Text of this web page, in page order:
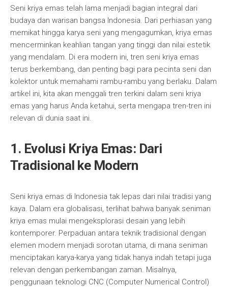
Seni kriya emas telah lama menjadi bagian integral dari
budaya dan warisan bangsa Indonesia. Dari perhiasan yang
memikat hingga karya seni yang mengagumkan, kriya emas
mencerminkan keahlian tangan yang tinggi dan nilai estetik
yang mendalam. Di era modern ini, tren seni kriya emas
terus berkembang, dan penting bagi para pecinta seni dan
kolektor untuk memahami rambu-rambu yang berlaku. Dalam
artikel ini, kita akan menggali tren terkini dalam seni kriya
emas yang harus Anda ketahui, serta mengapa tren-tren ini
relevan di dunia saat ini.
1. Evolusi Kriya Emas: Dari
Tradisional ke Modern
Seni kriya emas di Indonesia tak lepas dari nilai tradisi yang
kaya. Dalam era globalisasi, terlihat bahwa banyak seniman
kriya emas mulai mengeksplorasi desain yang lebih
kontemporer. Perpaduan antara teknik tradisional dengan
elemen modern menjadi sorotan utama, di mana seniman
menciptakan karya-karya yang tidak hanya indah tetapi juga
relevan dengan perkembangan zaman. Misalnya,
penggunaan teknologi CNC (Computer Numerical Control)